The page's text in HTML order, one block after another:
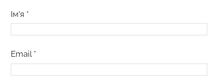
Ім’я *
Email *